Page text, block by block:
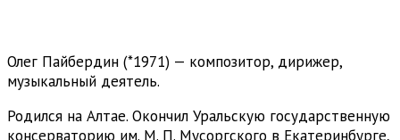
Олег Пайбердин (*1971) — композитор, дирижер,
музыкальный деятель.
Родился на Алтае. Окончил Уральскую государственную
консерваторию им. М. П. Мусоргского в Екатеринбурге,